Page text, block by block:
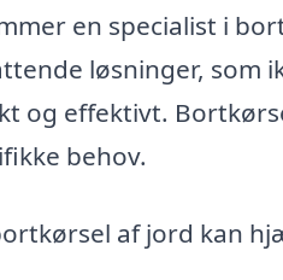
en specialist i
løsninger, som
og effektivt.
behov.
af jord kan